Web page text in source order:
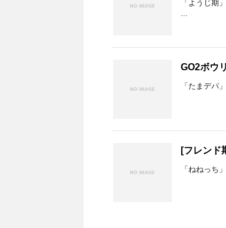
「ようじ期
...
GO2ボウ
「たまデパ
[フレンド
「ねねっち